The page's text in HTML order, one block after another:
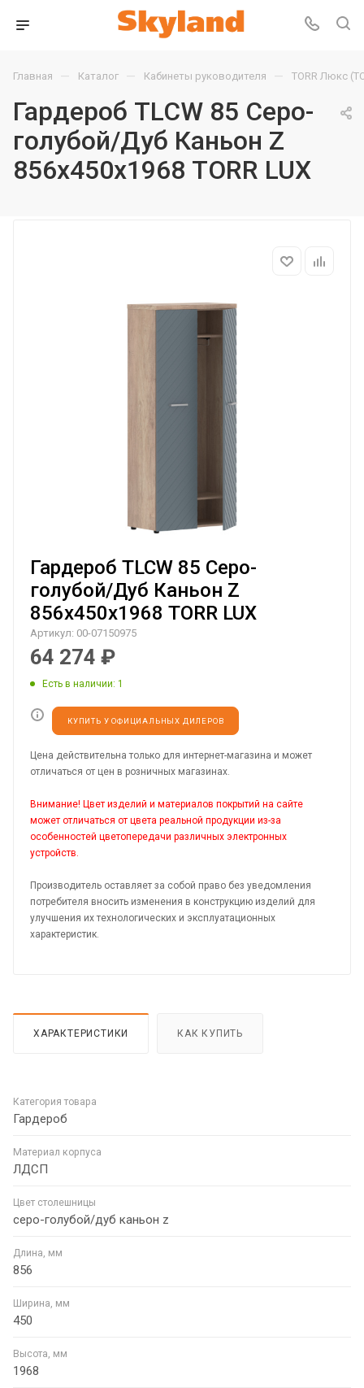
Главная — Каталог — Кабинеты руководителя — TORR Люкс
Гардероб TLCW 85 Серо-
голубой/Дуб Каньон Z
856х450х1968 TORR LUX
Гардероб TLCW 85 Серо-
голубой/Дуб Каньон Z
856х450х1968 TORR LUX
Артикул: 00-07150975
64 274 ₽
Есть в наличии: 1
КУПИТЬ У ОФИЦИАЛЬНЫХ ДИЛЕРОВ
Цена действительна только для интернет-магазина и может
отличаться от цен в розничных магазинах.
Внимание! Цвет изделий и материалов покрытий на сайте
может отличаться от цвета реальной продукции из-за
особенностей цветопередачи различных электронных
устройств.
Производитель оставляет за собой право без уведомления
потребителя вносить изменения в конструкцию изделий для
улучшения их технологических и эксплуатационных
характеристик.
ХАРАКТЕРИСТИКИ КАК КУПИТЬ
Категория товара
Гардероб
Материал корпуса
ЛДСП
Цвет столешницы
серо-голубой/дуб каньон z
Длина, мм
856
Ширина, мм
450
Высота, мм
1968